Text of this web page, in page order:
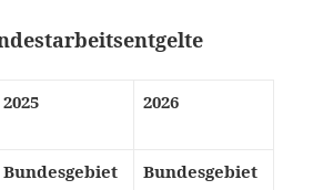
2025 2026
Bundesgebiet Bundesgebiet